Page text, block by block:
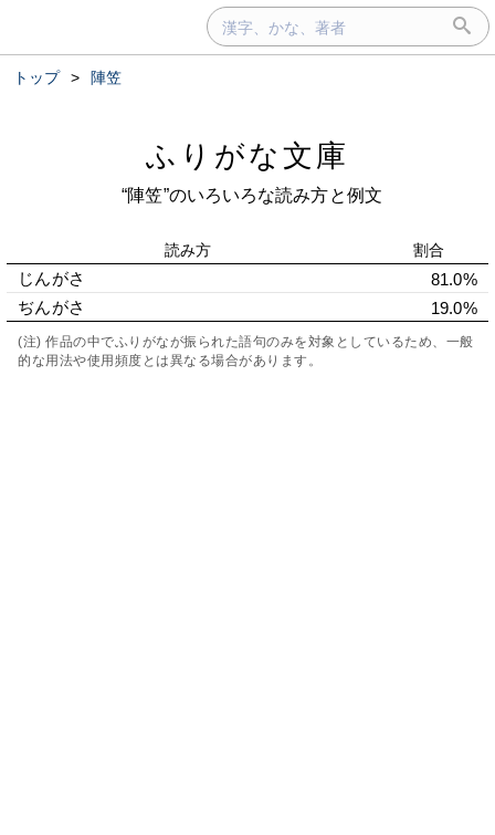
トップ > 陣笠
ふりがな文庫
“陣笠”のいろいろな読み方と例文
読み方 割合
じんがさ
81.0%
ぢんがさ
19.0%
(注) 作品の中でふりがなが振られた語句のみを対象としているため、一般
的な用法や使用頻度とは異なる場合があります。